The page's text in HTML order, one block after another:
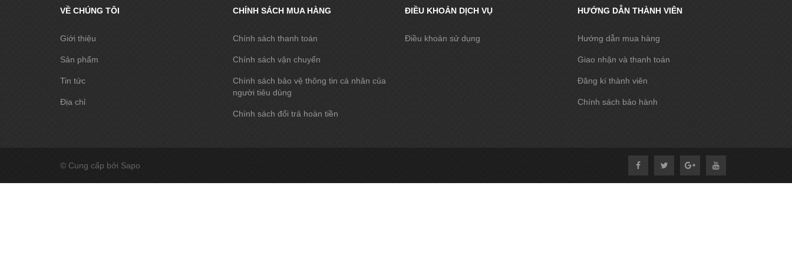
VỀ CHÚNG TÔI
Giới thiệu
Sản phẩm
Tin tức
Địa chỉ
CHÍNH SÁCH MUA HÀNG
Chính sách thanh toán
Chính sách vận chuyển
Chính sách bảo vệ thông tin cá nhân của
người tiêu dùng
Chính sách đổi trả hoàn tiền
ĐIỀU KHOẢN DỊCH VỤ
Điều khoản sử dụng
HƯỚNG DẪN THÀNH VIÊN
Hướng dẫn mua hàng
Giao nhận và thanh toán
Đăng kí thành viên
Chính sách bảo hành
© Cung cấp bởi Sapo